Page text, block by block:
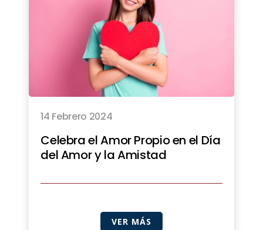
14 Febrero 2024
Celebra el Amor Propio en el Día
del Amor y la Amistad
VER MÁS